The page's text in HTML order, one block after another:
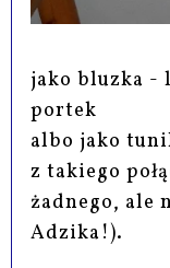
jako bluzka -
portek
albo jako
z takiego
żadnego, ale
Adzika!).